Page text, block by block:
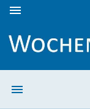
menu
menu